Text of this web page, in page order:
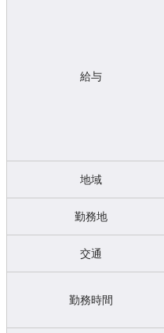
給与
地域
勤務地
交通
勤務時間